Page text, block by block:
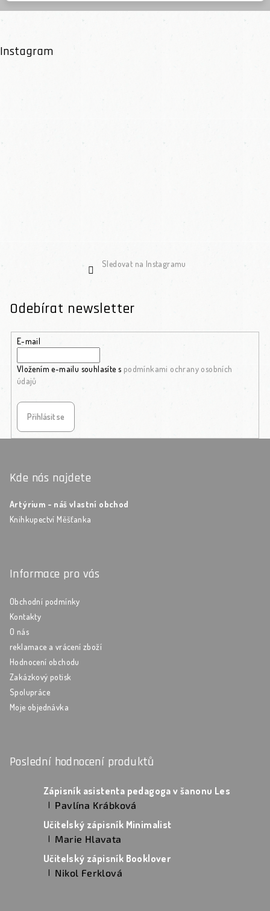
Instagram
Sledovat na Instagramu
Odebírat newsletter
E-mail
Vložením e-mailu souhlasíte s podmínkami ochrany osobních
údajů
Přihlásit se
Kde nás najdete
Artýrium - náš vlastní obchod
Knihkupectví Měšťanka
Informace pro vás
Obchodní podmínky
Kontakty
O nás
reklamace a vrácení zboží
Hodnocení obchodu
Zakázkový potisk
Spolupráce
Moje objednávka
Poslední hodnocení produktů
Zápisník asistenta pedagoga v šanonu Les
Hodnocení produktu je 5 z 5 hvězdiček.
| Pavlína Krábková
Učitelský zápisník Minimalist
Hodnocení produktu je 5 z 5 hvězdiček.
| Marie Hlavata
Učitelský zápisník Booklover
Hodnocení produktu je 5 z 5 hvězdiček.
| Nikol Ferklová